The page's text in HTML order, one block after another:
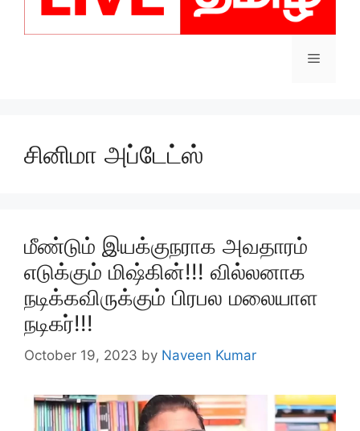
Menu
சினிமா அப்டேட்ஸ்
மீண்டும் இயக்குநராக அவதாரம்
எடுக்கும் மிஷ்கின்!!! வில்லனாக
நடிக்கவிருக்கும் பிரபல மலையாள
நடிகர்!!!
October 19, 2023 by Naveen Kumar